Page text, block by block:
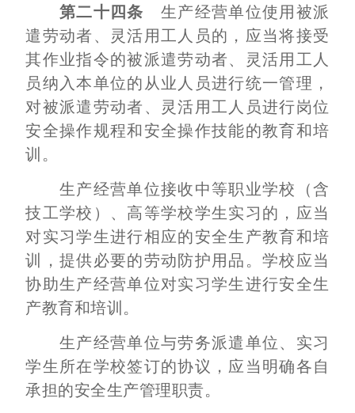
第二十四条 生产经营单位使用被派
遣劳动者、灵活用工人员的，应当将接受
其作业指令的被派遣劳动者、灵活用工人
员纳入本单位的从业人员进行统一管理，
对被派遣劳动者、灵活用工人员进行岗位
安全操作规程和安全操作技能的教育和培
训。
生产经营单位接收中等职业学校（含
技工学校）、高等学校学生实习的，应当
对实习学生进行相应的安全生产教育和培
训，提供必要的劳动防护用品。学校应当
协助生产经营单位对实习学生进行安全生
产教育和培训。
生产经营单位与劳务派遣单位、实习
学生所在学校签订的协议，应当明确各自
承担的安全生产管理职责。